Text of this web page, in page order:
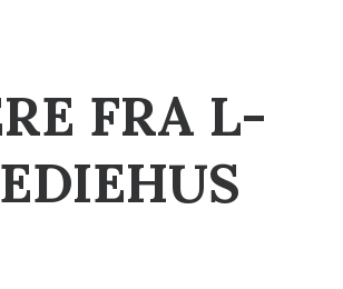
FRA L-